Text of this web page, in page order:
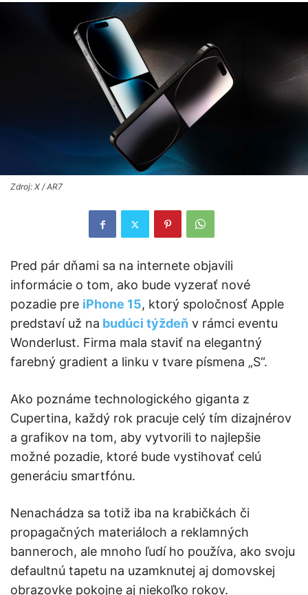
Zdroj: X / AR7
Pred pár dňami sa na internete objavili
informácie o tom, ako bude vyzerať nové
pozadie pre iPhone 15, ktorý spoločnosť Apple
predstaví už na budúci týždeň v rámci eventu
Wonderlust. Firma mala staviť na elegantný
farebný gradient a linku v tvare písmena „S“.
Ako poznáme technologického giganta z
Cupertina, každý rok pracuje celý tím dizajnérov
a grafikov na tom, aby vytvorili to najlepšie
možné pozadie, ktoré bude vystihovať celú
generáciu smartfónu.
Nenachádza sa totiž iba na krabičkách či
propagačných materiáloch a reklamných
banneroch, ale mnoho ľudí ho používa, ako svoju
defaultnú tapetu na uzamknutej aj domovskej
obrazovke pokojne aj niekoľko rokov.